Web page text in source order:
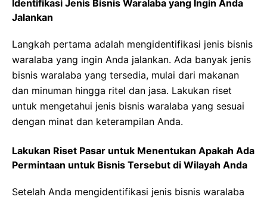
Identifikasi Jenis Bisnis Waralaba yang Ingin Anda
Jalankan
Langkah pertama adalah mengidentifikasi jenis bisnis
waralaba yang ingin Anda jalankan. Ada banyak jenis
bisnis waralaba yang tersedia, mulai dari makanan
dan minuman hingga ritel dan jasa. Lakukan riset
untuk mengetahui jenis bisnis waralaba yang sesuai
dengan minat dan keterampilan Anda.
Lakukan Riset Pasar untuk Menentukan Apakah Ada
Permintaan untuk Bisnis Tersebut di Wilayah Anda
Setelah Anda mengidentifikasi jenis bisnis waralaba